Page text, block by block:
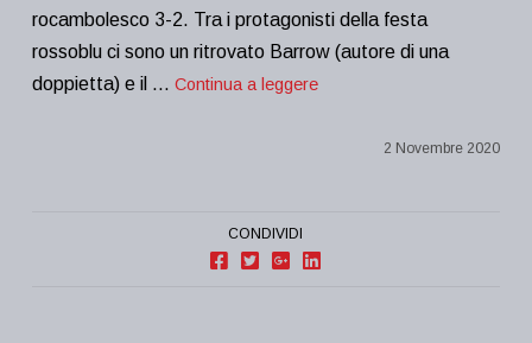
rocambolesco 3-2. Tra i protagonisti della festa
rossoblu ci sono un ritrovato Barrow (autore di una
doppietta) e il … Continua a leggere
2 Novembre 2020
CONDIVIDI